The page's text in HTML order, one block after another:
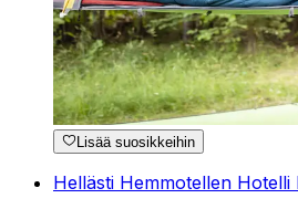
Lisää suosikkeihin
Hellästi Hemmotellen Hotelli